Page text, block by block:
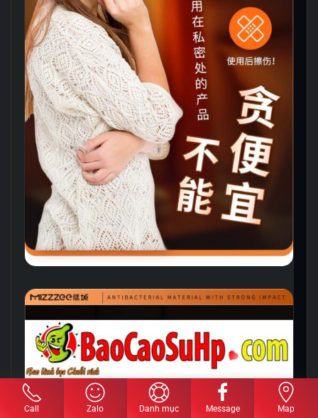
Call Zalo Danh mục Message Map